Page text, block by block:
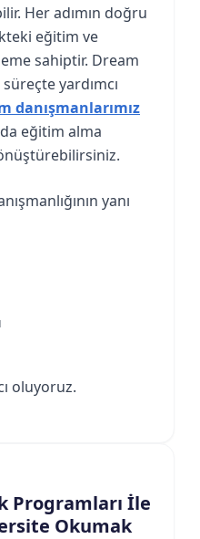
Her adımın doğru
eğitim ve
sahiptir. Dream
yardımcı
danışmanlarımız
eğitim alma
yanı
oluyoruz.
Programları İle
Okumak